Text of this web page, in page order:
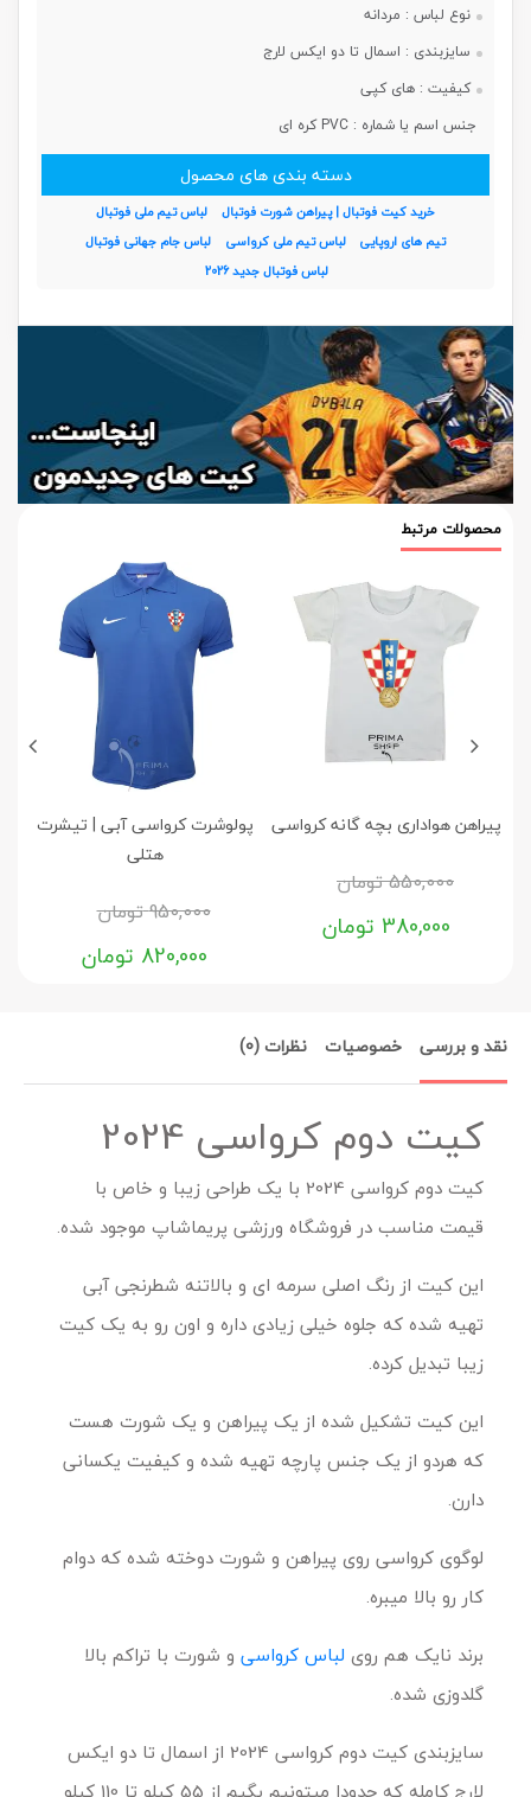
نوع لباس : مردانه
سایزبندی : اسمال تا دو ایکس لارج
کیفیت : های کپی
جنس اسم یا شماره : PVC کره ای
دسته بندی های محصول
خرید کیت فوتبال | پیراهن شورت فوتبال
لباس تیم ملی فوتبال
تیم های اروپایی
لباس تیم ملی کرواسی
لباس جام جهانی فوتبال
لباس فوتبال جدید 2026
محصولات مرتبط
پیراهن هواداری بچه گانه کرواسی
550,000تومان
380,000 تومان
پولوشرت کرواسی آبی | تیشرت
هتلی
950,000تومان
820,000 تومان
نقد و بررسی خصوصیات نظرات (0)
کیت دوم کرواسی 2024
کیت دوم کرواسی 2024 با یک طراحی زیبا و خاص با
قیمت مناسب در فروشگاه ورزشی پریماشاپ موجود شده.
این کیت از رنگ اصلی سرمه ای و بالاتنه شطرنجی آبی
تهیه شده که جلوه خیلی زیادی داره و اون رو به یک کیت
زیبا تبدیل کرده.
این کیت تشکیل شده از یک پیراهن و یک شورت هست
که هردو از یک جنس پارچه تهیه شده و کیفیت یکسانی
دارن.
لوگوی کرواسی روی پیراهن و شورت دوخته شده که دوام
کار رو بالا میبره.
برند نایک هم روی لباس کرواسی و شورت با تراکم بالا
گلدوزی شده.
سایزبندی کیت دوم کرواسی 2024 از اسمال تا دو ایکس